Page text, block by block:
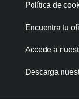
Política de
Encuentra tu
Accede a
Descarga